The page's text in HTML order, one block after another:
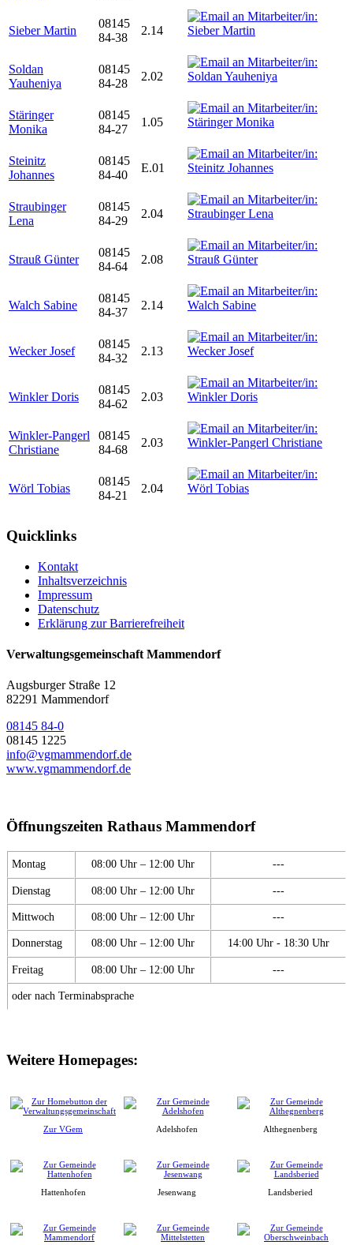
Sieber Martin
08145
84-38
2.14
Soldan
Yauheniya
08145
84-28
2.02
Stäringer
Monika
08145
84-27
1.05
Steinitz
Johannes
08145
84-40
E.01
Straubinger
Lena
08145
84-29
2.04
Strauß Günter
08145
84-64
2.08
Walch Sabine
08145
84-37
2.14
Wecker Josef
08145
84-32
2.13
Winkler Doris
08145
84-62
2.03
Winkler-Pangerl
Christiane
08145
84-68
2.03
Wörl Tobias
08145
84-21
2.04
Quicklinks
Kontakt
Inhaltsverzeichnis
Impressum
Datenschutz
Erklärung zur Barrierefreiheit
Verwaltungsgemeinschaft Mammendorf
Augsburger Straße 12
82291 Mammendorf
08145 84-0
08145 1225
info@vgmammendorf.de
www.vgmammendorf.de
Öffnungszeiten Rathaus Mammendorf
Montag 08:00 Uhr – 12:00 Uhr ---
Dienstag 08:00 Uhr – 12:00 Uhr ---
Mittwoch 08:00 Uhr – 12:00 Uhr ---
Donnerstag 08:00 Uhr – 12:00 Uhr 14:00 Uhr - 18:30 Uhr
Freitag 08:00 Uhr – 12:00 Uhr ---
oder nach Terminabsprache
Weitere Homepages:
Zur VGem Adelshofen Althegnenberg
Hattenhofen Jesenwang Landsberied